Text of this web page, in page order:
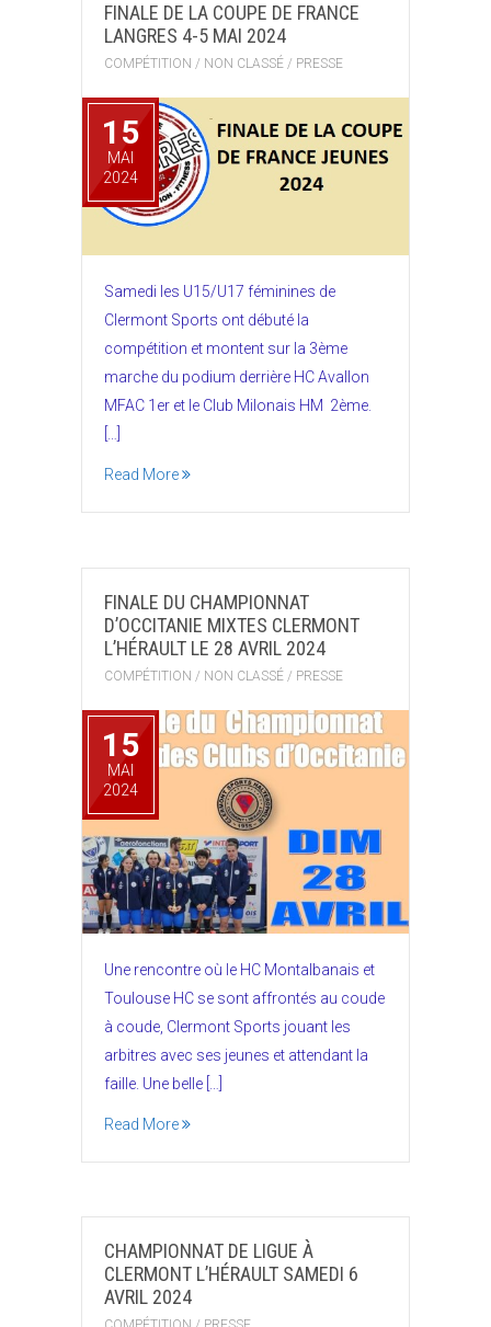
FINALE DE LA COUPE DE FRANCE
LANGRES 4-5 MAI 2024
COMPÉTITION / NON CLASSÉ / PRESSE
15
MAI
2024
Samedi les U15/U17 féminines de
Clermont Sports ont débuté la
compétition et montent sur la 3ème
marche du podium derrière HC Avallon
MFAC 1er et le Club Milonais HM 2ème.
[…]
Read More
FINALE DU CHAMPIONNAT
D’OCCITANIE MIXTES CLERMONT
L’HÉRAULT LE 28 AVRIL 2024
COMPÉTITION / NON CLASSÉ / PRESSE
15
MAI
2024
Une rencontre où le HC Montalbanais et
Toulouse HC se sont affrontés au coude
à coude, Clermont Sports jouant les
arbitres avec ses jeunes et attendant la
faille. Une belle […]
Read More
CHAMPIONNAT DE LIGUE À
CLERMONT L’HÉRAULT SAMEDI 6
AVRIL 2024